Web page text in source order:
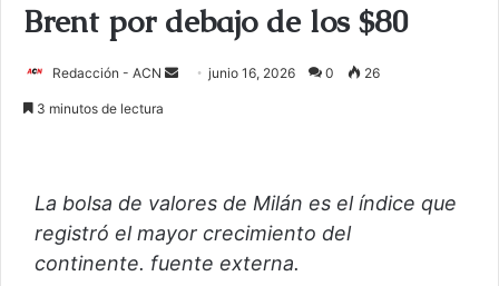
Brent por debajo de los $80
Redacción - ACN
r
u
n
junio 16, 2026 0 26
3 minutos de lectura
La bolsa de valores de Milán es el índice que
registró el mayor crecimiento del
continente. fuente externa.